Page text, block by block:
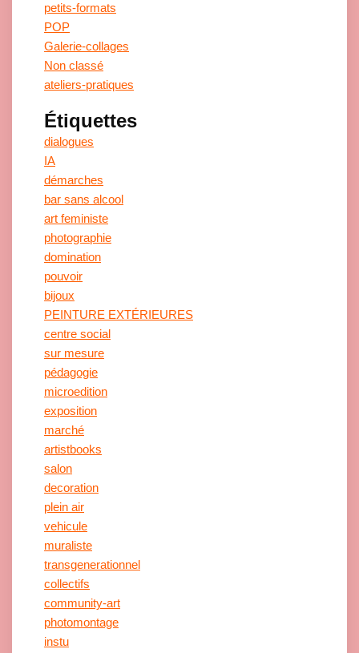
petits-formats
POP
Galerie-collages
Non classé
ateliers-pratiques
Étiquettes
dialogues
IA
démarches
bar sans alcool
art feministe
photographie
domination
pouvoir
bijoux
PEINTURE EXTÉRIEURES
centre social
sur mesure
pédagogie
microedition
exposition
marché
artistbooks
salon
decoration
plein air
vehicule
muraliste
transgenerationnel
collectifs
community-art
photomontage
instu